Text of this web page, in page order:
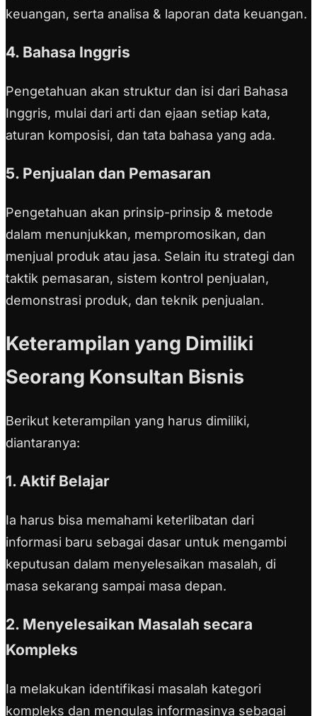
keuangan, serta analisa & laporan data keuangan.
4. Bahasa Inggris
Pengetahuan akan struktur dan isi dari Bahasa
Inggris, mulai dari arti dan ejaan setiap kata,
aturan komposisi, dan tata bahasa yang ada.
5. Penjualan dan Pemasaran
Pengetahuan akan prinsip-prinsip & metode
dalam menunjukkan, mempromosikan, dan
menjual produk atau jasa. Selain itu strategi dan
taktik pemasaran, sistem kontrol penjualan,
demonstrasi produk, dan teknik penjualan.
Keterampilan yang Dimiliki
Seorang Konsultan Bisnis
Berikut keterampilan yang harus dimiliki,
diantaranya:
1. Aktif Belajar
Ia harus bisa memahami keterlibatan dari
informasi baru sebagai dasar untuk mengambi
keputusan dalam menyelesaikan masalah, di
masa sekarang sampai masa depan.
2. Menyelesaikan Masalah secara
Kompleks
Ia melakukan identifikasi masalah kategori
kompleks dan mengulas informasinya sebagai